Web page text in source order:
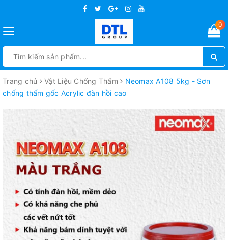
Toggle
0
Trang chủ Vật Liệu Chống Thấm
Neomax A108 5kg - Sơn
chống thấm gốc Acrylic đàn hồi cao